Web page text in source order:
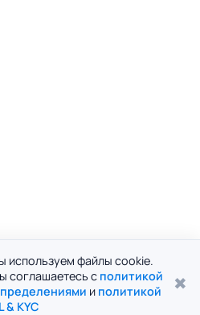
используем файлы cookie.
соглашаетесь с политикой
и политикой
& KYC
✖